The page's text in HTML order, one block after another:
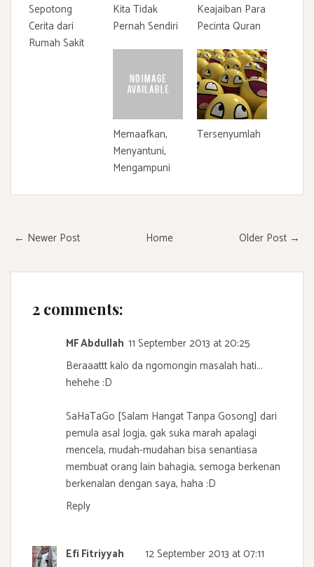
Sepotong
Cerita dari
Rumah Sakit
Kita Tidak
Pernah Sendiri
Keajaiban Para
Pecinta Quran
Memaafkan,
Menyantuni,
Mengampuni
Tersenyumlah
← Newer Post Older Post →
Home
2 comments:
MF Abdullah 11 September 2013 at 20:25
Beraaattt kalo da ngomongin masalah hati...
hehehe :D
SaHaTaGo [Salam Hangat Tanpa Gosong] dari
pemula asal Jogja, gak suka marah apalagi
mencela, mudah-mudahan bisa senantiasa
membuat orang lain bahagia, semoga berkenan
berkenalan dengan saya, haha :D
Reply
Efi Fitriyyah
12 September 2013 at 07:11